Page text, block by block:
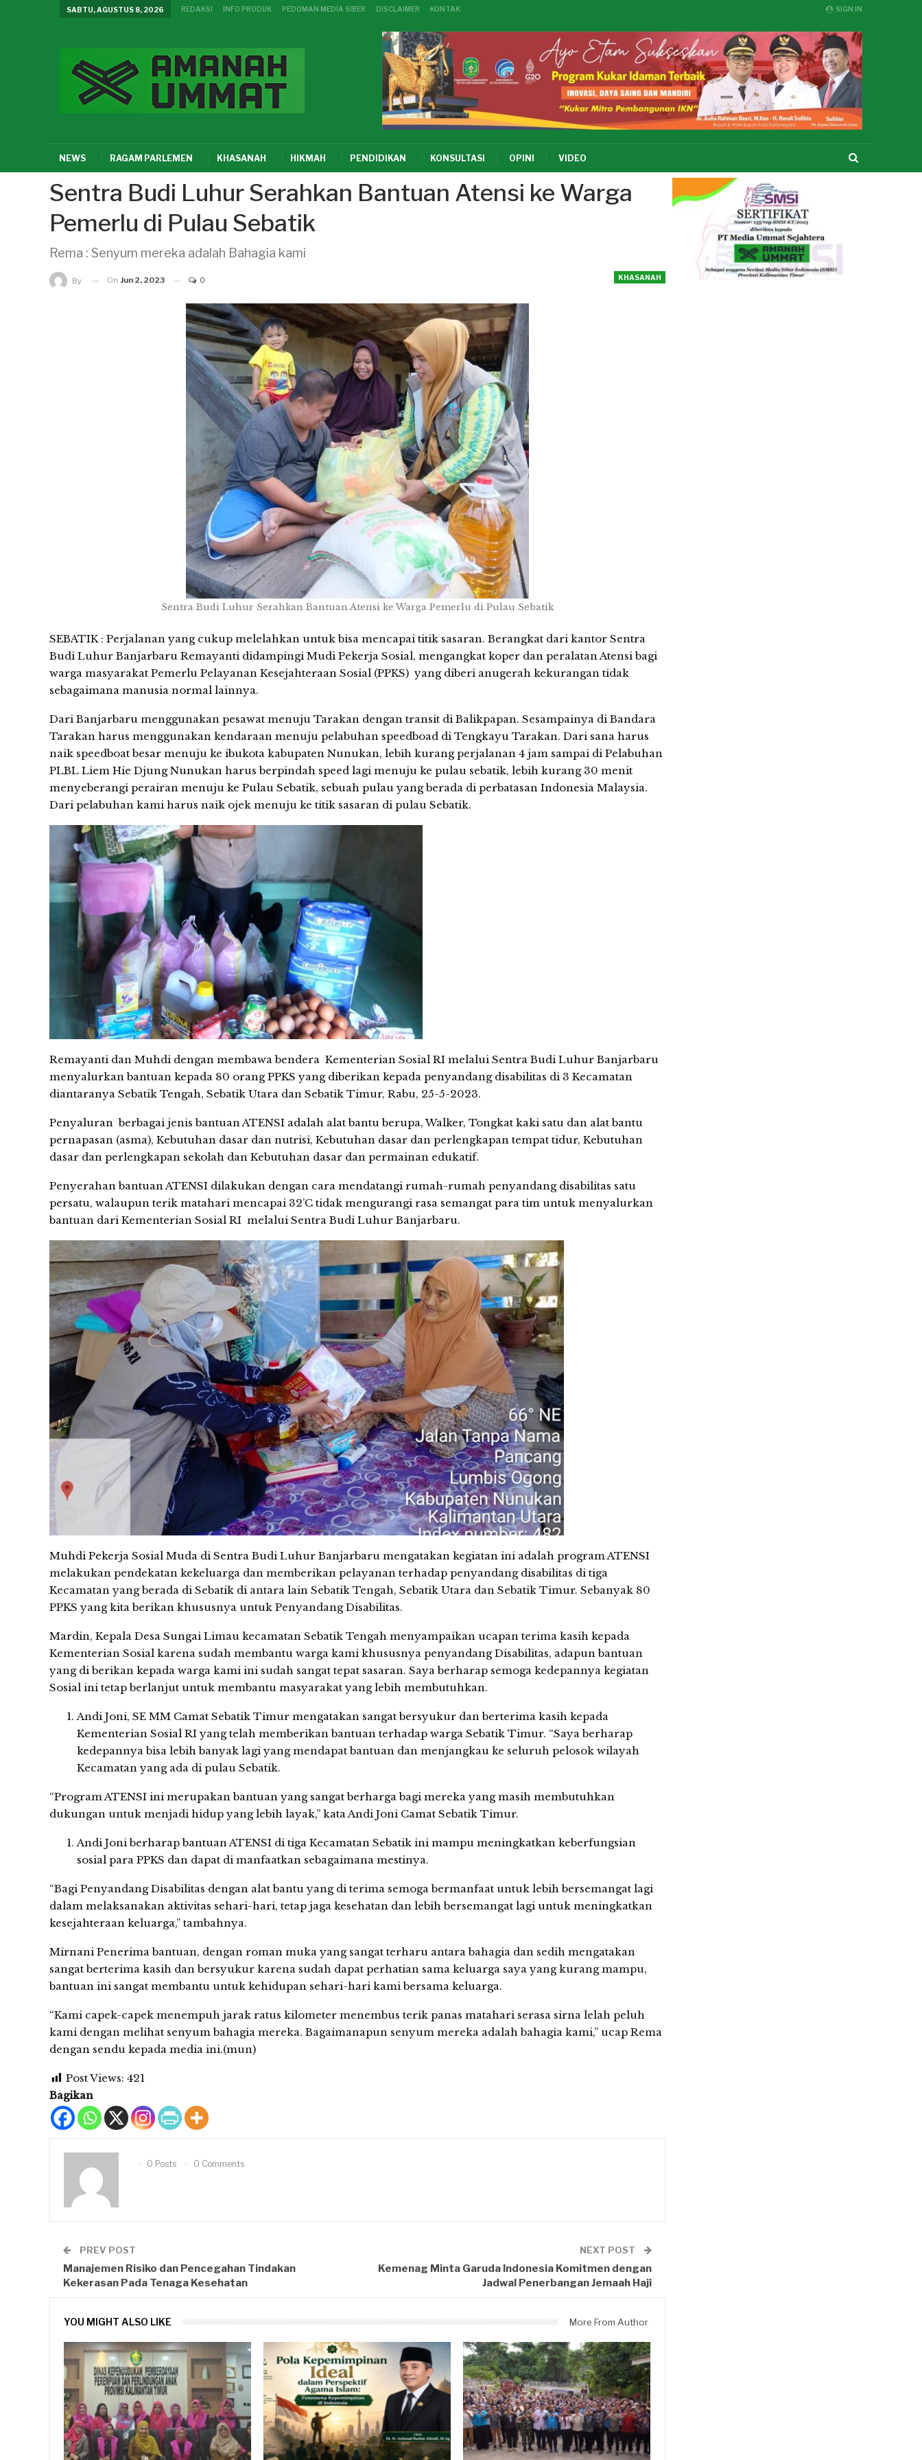
SIGN IN
SABTU, AGUSTUS 8, 2026 REDAKSI INFO PRODUK PEDOMAN MEDIA SIBER DISCLAIMER KONTAK
NEWS RAGAM PARLEMEN KHASANAH HIKMAH PENDIDIKAN KONSULTASI OPINI VIDEO
Sentra Budi Luhur Serahkan Bantuan Atensi ke Warga
Pemerlu di Pulau Sebatik
Rema : Senyum mereka adalah Bahagia kami
KHASANAH
By On Jun 2, 2023 0
Sentra Budi Luhur Serahkan Bantuan Atensi ke Warga Pemerlu di Pulau Sebatik
SEBATIK : Perjalanan yang cukup melelahkan untuk bisa mencapai titik sasaran. Berangkat dari kantor Sentra
Budi Luhur Banjarbaru Remayanti didampingi Mudi Pekerja Sosial, mengangkat koper dan peralatan Atensi bagi
warga masyarakat Pemerlu Pelayanan Kesejahteraan Sosial (PPKS) yang diberi anugerah kekurangan tidak
sebagaimana manusia normal lainnya.
Dari Banjarbaru menggunakan pesawat menuju Tarakan dengan transit di Balikpapan. Sesampainya di Bandara
Tarakan harus menggunakan kendaraan menuju pelabuhan speedboad di Tengkayu Tarakan. Dari sana harus
naik speedboat besar menuju ke ibukota kabupaten Nunukan, lebih kurang perjalanan 4 jam sampai di Pelabuhan
PLBL Liem Hie Djung Nunukan harus berpindah speed lagi menuju ke pulau sebatik, lebih kurang 30 menit
menyeberangi perairan menuju ke Pulau Sebatik, sebuah pulau yang berada di perbatasan Indonesia Malaysia.
Dari pelabuhan kami harus naik ojek menuju ke titik sasaran di pulau Sebatik.
Remayanti dan Muhdi dengan membawa bendera Kementerian Sosial RI melalui Sentra Budi Luhur Banjarbaru
menyalurkan bantuan kepada 80 orang PPKS yang diberikan kepada penyandang disabilitas di 3 Kecamatan
diantaranya Sebatik Tengah, Sebatik Utara dan Sebatik Timur, Rabu, 25-5-2023.
Penyaluran berbagai jenis bantuan ATENSI adalah alat bantu berupa, Walker, Tongkat kaki satu dan alat bantu
pernapasan (asma), Kebutuhan dasar dan nutrisi, Kebutuhan dasar dan perlengkapan tempat tidur, Kebutuhan
dasar dan perlengkapan sekolah dan Kebutuhan dasar dan permainan edukatif.
Penyerahan bantuan ATENSI dilakukan dengan cara mendatangi rumah-rumah penyandang disabilitas satu
persatu, walaupun terik matahari mencapai 32’C tidak mengurangi rasa semangat para tim untuk menyalurkan
bantuan dari Kementerian Sosial RI melalui Sentra Budi Luhur Banjarbaru.
Muhdi Pekerja Sosial Muda di Sentra Budi Luhur Banjarbaru mengatakan kegiatan ini adalah program ATENSI
melakukan pendekatan kekeluarga dan memberikan pelayanan terhadap penyandang disabilitas di tiga
Kecamatan yang berada di Sebatik di antara lain Sebatik Tengah, Sebatik Utara dan Sebatik Timur. Sebanyak 80
PPKS yang kita berikan khususnya untuk Penyandang Disabilitas.
Mardin, Kepala Desa Sungai Limau kecamatan Sebatik Tengah menyampaikan ucapan terima kasih kepada
Kementerian Sosial karena sudah membantu warga kami khususnya penyandang Disabilitas, adapun bantuan
yang di berikan kepada warga kami ini sudah sangat tepat sasaran. Saya berharap semoga kedepannya kegiatan
Sosial ini tetap berlanjut untuk membantu masyarakat yang lebih membutuhkan.
Andi Joni, SE MM Camat Sebatik Timur mengatakan sangat bersyukur dan berterima kasih kepada
Kementerian Sosial RI yang telah memberikan bantuan terhadap warga Sebatik Timur. “Saya berharap
kedepannya bisa lebih banyak lagi yang mendapat bantuan dan menjangkau ke seluruh pelosok wilayah
Kecamatan yang ada di pulau Sebatik.
“Program ATENSI ini merupakan bantuan yang sangat berharga bagi mereka yang masih membutuhkan
dukungan untuk menjadi hidup yang lebih layak,” kata Andi Joni Camat Sebatik Timur.
Andi Joni berharap bantuan ATENSI di tiga Kecamatan Sebatik ini mampu meningkatkan keberfungsian
sosial para PPKS dan dapat di manfaatkan sebagaimana mestinya.
“Bagi Penyandang Disabilitas dengan alat bantu yang di terima semoga bermanfaat untuk lebih bersemangat lagi
dalam melaksanakan aktivitas sehari-hari, tetap jaga kesehatan dan lebih bersemangat lagi untuk meningkatkan
kesejahteraan keluarga,” tambahnya.
Mirnani Penerima bantuan, dengan roman muka yang sangat terharu antara bahagia dan sedih mengatakan
sangat berterima kasih dan bersyukur karena sudah dapat perhatian sama keluarga saya yang kurang mampu,
bantuan ini sangat membantu untuk kehidupan sehari-hari kami bersama keluarga.
“Kami capek-capek menempuh jarak ratus kilometer menembus terik panas matahari serasa sirna lelah peluh
kami dengan melihat senyum bahagia mereka. Bagaimanapun senyum mereka adalah bahagia kami,” ucap Rema
dengan sendu kepada media ini.(mun)
Post Views: 421
Bagikan
0 Posts 0 Comments
PREV POST
Manajemen Risiko dan Pencegahan Tindakan
Kekerasan Pada Tenaga Kesehatan
NEXT POST
Kemenag Minta Garuda Indonesia Komitmen dengan
Jadwal Penerbangan Jemaah Haji
YOU MIGHT ALSO LIKE More From Author